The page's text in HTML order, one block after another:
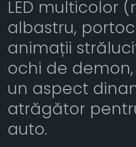
LED multicolor
albastru,
animații
ochi de
un aspect
atrăgător
auto.